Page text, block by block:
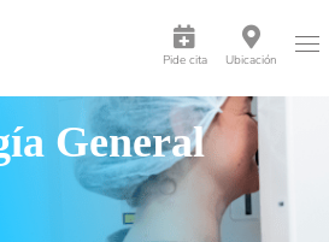
Pide cita Ubicación
General